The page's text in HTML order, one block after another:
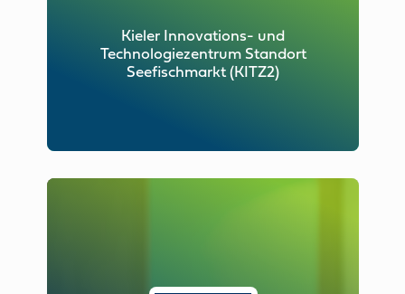
Kieler Innovations- und
Technologiezentrum Standort
Seefischmarkt (KITZ2)